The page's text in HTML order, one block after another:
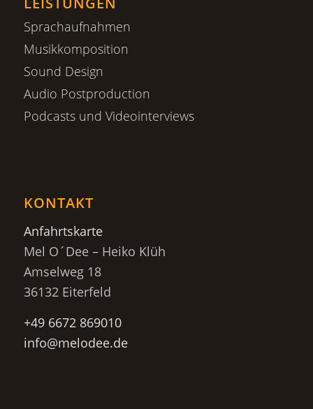
Sprachaufnahmen
Musikkomposition
Sound Design
Audio Postproduction
Podcasts und Videointerviews
KONTAKT
Anfahrtskarte
Mel O´Dee – Heiko Klüh
Amselweg 18
36132 Eiterfeld
+49 6672 869010
info@melodee.de